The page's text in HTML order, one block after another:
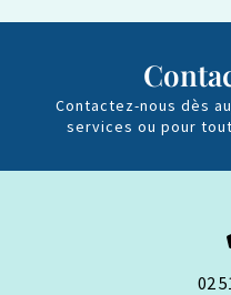
Contactez-nous dès
services ou pour
02